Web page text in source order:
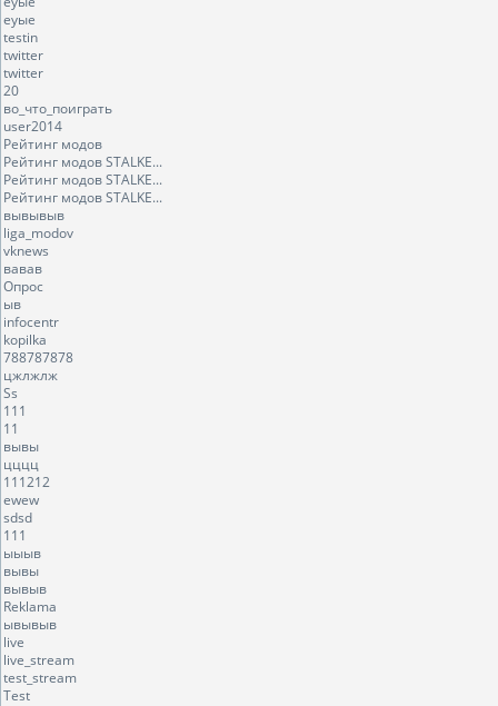
еуые
testin
twitter
twitter
20
во_что_поиграть
user2014
Рейтинг модов
Рейтинг модов STALKE...
Рейтинг модов STALKE...
Рейтинг модов STALKE...
вывывыв
liga_modov
vknews
вавав
Опрос
ыв
infocentr
kopilka
788787878
цжлжлж
Ss
111
11
вывы
цццц
111212
ewew
sdsd
111
ыыыв
вывы
вывыв
Reklama
ывывыв
live
live_stream
test_stream
Test